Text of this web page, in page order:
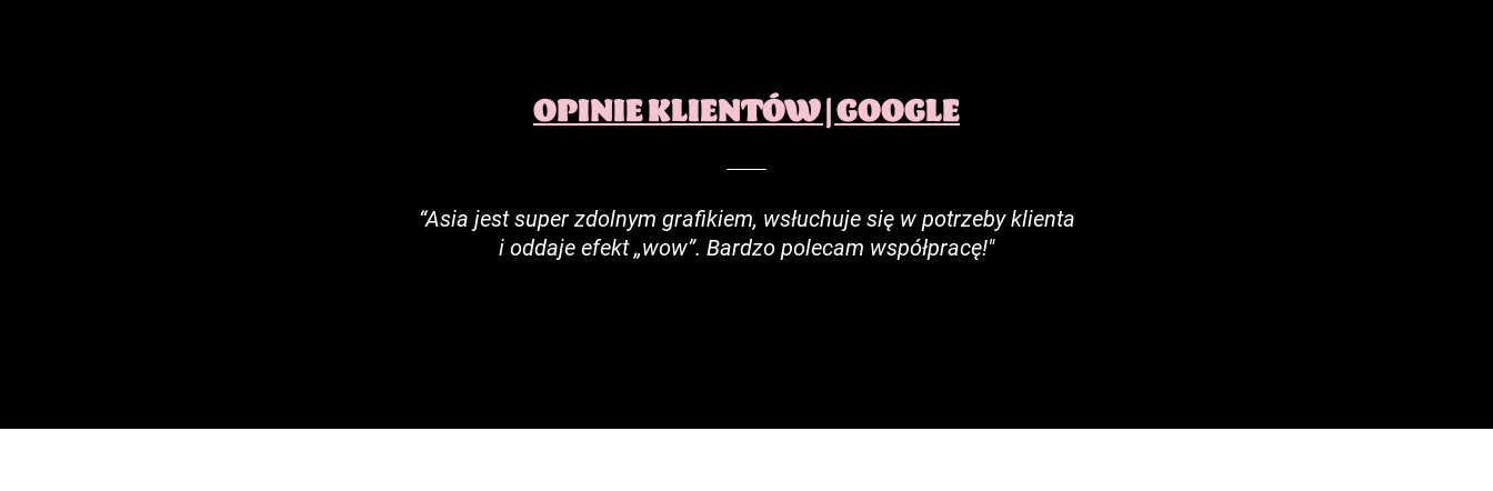
OPINIE KLIENTÓW | GOOGLE
“Asia jest super zdolnym grafikiem, wsłuchuje się w potrzeby klienta
i oddaje efekt „wow”. Bardzo polecam współpracę!"